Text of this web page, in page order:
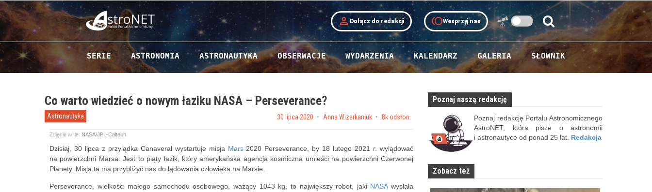
person Dołącz do redakcji tollWesprzyj nas
Szukaj:
Szukaj
Przejdź do zawartości
SERIE ASTRONOMIA ASTRONAUTYKA OBSERWACJE WYDARZENIA KALENDARZ GALERIA SŁOWNIK
Co warto wiedzieć o nowym łaziku NASA – Perseverance?
Astronautyka Posted on
30 lipca 2020 by Anna Wizerkaniuk 8k odsłon
Zdjęcie w tle: NASA/JPL-Caltech
Dzisiaj, 30 lipca z przylądka Canaveral wystartuje misja Mars2020 Perseverance, by 18 lutego 2021 r. wylądować
na powierzchni Marsa. Jest to piąty łazik, który amerykańska agencja kosmiczna umieści na powierzchni Czerwonej
Planety. Misja ta ma przybliżyć nas do lądowania człowieka na Marsie.
Perseverance, wielkości małego samochodu osobowego, ważący 1043 kg, to największy robot, jaki NASAwysłała
Poznaj naszą redakcję
Poznaj redakcję Portalu Astronomicznego
AstroNET, która pisze o astronomii
i astronautyce od ponad 25 lat. Redakcja
Zobacz też